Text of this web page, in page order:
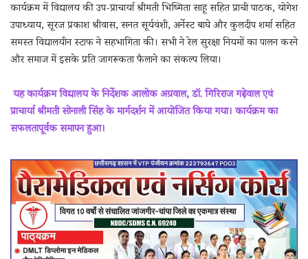
कार्यक्रम में विद्यालय की उप-प्राचार्या श्रीमती भिष्मिता साहू सहित प्राची पाठक, योगेश
उपाध्याय, सूरज प्रकाश श्रीवास, सनत सूर्यवंशी, अर्नेस्ट बाघे और कुलदीप शर्मा सहित
समस्त विद्यालयीन स्टाफ ने सहभागिता की। सभी ने रेल सुरक्षा नियमों का पालन करने
और समाज में इसके प्रति जागरूकता फैलाने का संकल्प लिया।
यह कार्यक्रम विद्यालय के निर्देशक आलोक अग्रवाल, डॉ. गिरिराज गढ़ेवाल एवं
प्राचार्या श्रीमती सोनाली सिंह के मार्गदर्शन में आयोजित किया गया। कार्यक्रम का
सफलतापूर्वक समापन हुआ।